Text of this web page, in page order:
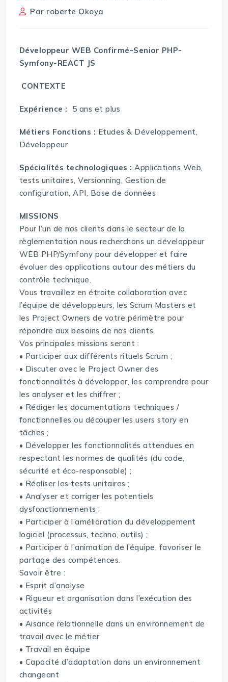
Par roberte Okoya
Développeur WEB Confirmé-Senior PHP-
Symfony-REACT JS
CONTEXTE
Expérience : 5 ans et plus
Métiers Fonctions : Etudes & Développement,
Développeur
Spécialités technologiques :Applications Web,
tests unitaires, Versionning, Gestion de
configuration, API, Base de données
MISSIONS
Pour l’un de nos clients dans le secteur de la
règlementation nous recherchons un développeur
WEB PHP/Symfony pour développer et faire
évoluer des applications autour des métiers du
contrôle technique.
Vous travaillez en étroite collaboration avec
l’équipe de développeurs, les Scrum Masters et
les Project Owners de votre périmètre pour
répondre aux besoins de nos clients.
Vos principales missions seront :
• Participer aux différents rituels Scrum ;
• Discuter avec le Project Owner des
fonctionnalités à développer, les comprendre pour
les analyser et les chiffrer ;
• Rédiger les documentations techniques /
fonctionnelles ou découper les users story en
tâches ;
• Développer les fonctionnalités attendues en
respectant les normes de qualités (du code,
sécurité et éco-responsable) ;
• Réaliser les tests unitaires ;
• Analyser et corriger les potentiels
dysfonctionnements ;
• Participer à l’amélioration du développement
logiciel (processus, techno, outils) ;
• Participer à l’animation de l’équipe, favoriser le
partage des compétences.
Savoir être :
• Esprit d’analyse
• Rigueur et organisation dans l’exécution des
activités
• Aisance relationnelle dans un environnement de
travail avec le métier
• Travail en équipe
• Capacité d’adaptation dans un environnement
changeant